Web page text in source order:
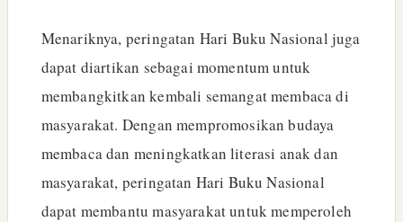
Menariknya, peringatan Hari Buku Nasional juga
dapat diartikan sebagai momentum untuk
membangkitkan kembali semangat membaca di
masyarakat. Dengan mempromosikan budaya
membaca dan meningkatkan literasi anak dan
masyarakat, peringatan Hari Buku Nasional
dapat membantu masyarakat untuk memperoleh